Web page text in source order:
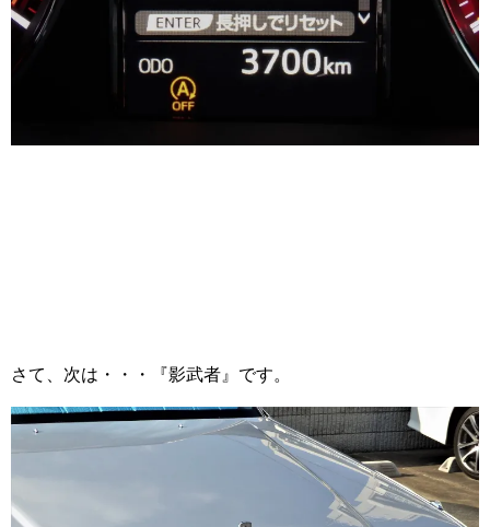
さて、次は・・・『影武者』です。